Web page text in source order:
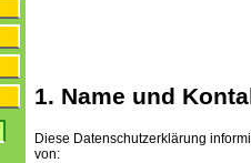
1. Name und
Diese Datenschutzerklärung
von: